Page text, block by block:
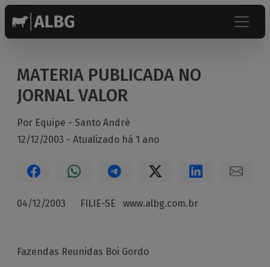
MATERIA PUBLICADA NO
JORNAL VALOR
Por Equipe - Santo André
12/12/2003 - Atualizado há 1 ano
04/12/2003 FILIE-SE www.albg.com.br
Fazendas Reunidas Boi Gordo